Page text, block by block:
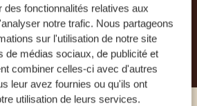
des fonctionnalités relatives aux
notre trafic. Nous partageons
sur l'utilisation de notre site
de médias sociaux, de publicité et
combiner celles-ci avec d'autres
leur avez fournies ou qu'ils ont
utilisation de leurs services.
VOTRE AVENTURE